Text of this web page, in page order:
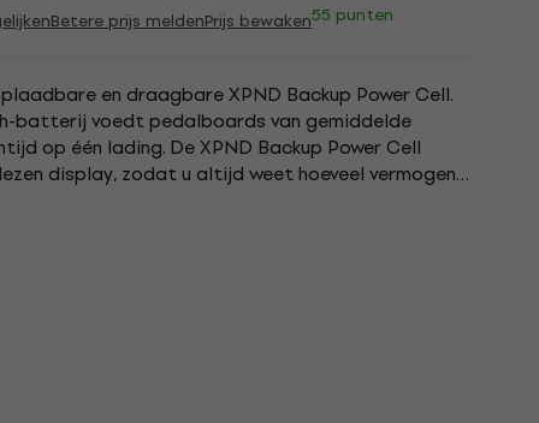
Betere prijs meldenPrijs bewaken55 punten
en draagbare XPND Backup Power Cell.
batterij voedt pedalboards van gemiddelde
op één lading. De XPND Backup Power Cell
display, zodat u altijd weet hoeveel vermogen u
op te laden....